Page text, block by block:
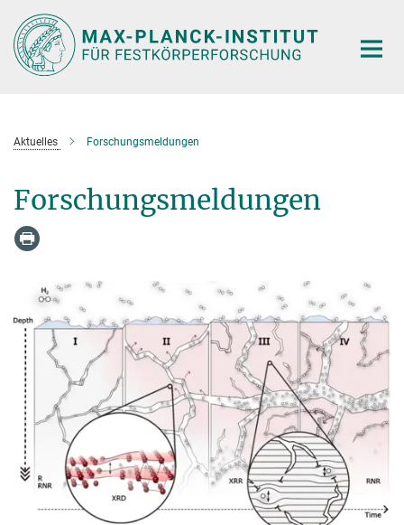
Hauptinhalt
Aktuelles Forschungsmeldungen
Forschungsmeldungen